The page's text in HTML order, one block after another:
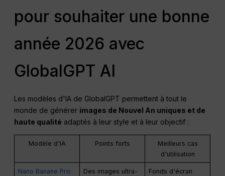
pour souhaiter une bonne
année 2026 avec
GlobalGPT AI
Les modèles d'IA de GlobalGPT permettent à tout le
monde de générer images de Nouvel An uniques et de
haute qualité adaptés à leur style et à leur objectif :
Modèle d'IA Points forts
Meilleurs cas
d'utilisation
Nano Banane Pro
Des images ultra-
Fonds d'écran